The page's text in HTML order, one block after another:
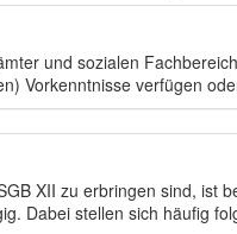
und sozialen
Vorkenntnisse verfügen
XII zu erbringen sind, ist
Dabei stellen sich häufig